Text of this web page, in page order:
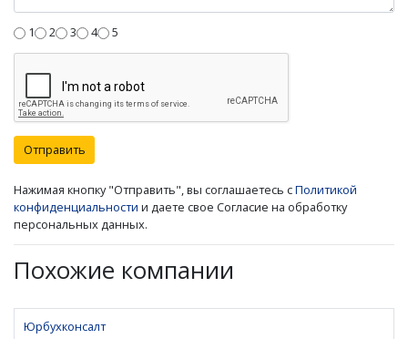
1 2 3 4 5
Отправить
Нажимая кнопку "Отправить", вы соглашаетесь сПолитикой
конфиденциальности и даете свое Согласие на обработку
персональных данных.
Похожие компании
Юрбухконсалт